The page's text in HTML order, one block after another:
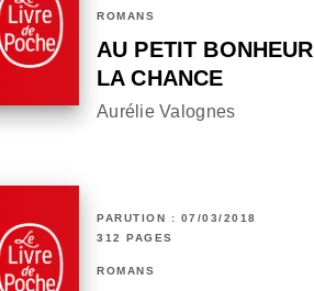
ROMANS
AU PETIT BONHEUR
LA CHANCE
Aurélie Valognes
PARUTION : 07/03/2018
312 PAGES
ROMANS